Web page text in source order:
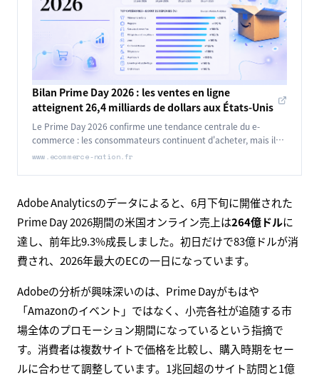
Bilan Prime Day 2026 : les ventes en ligne
atteignent 26,4 milliards de dollars aux États-Unis
Le Prime Day 2026 confirme une tendance centrale du e-
commerce : les consommateurs continuent d'acheter, mais ils
arbitrent davantage.
www.ecommerce-nation.fr
Adobe Analyticsのデータによると、6月下旬に開催された
Prime Day 2026期間の米国オンライン売上は264億ドルに
達し、前年比9.3%成長しました。初日だけで83億ドルが消
費され、2026年最大のECの一日になっています。
Adobeの分析が興味深いのは、Prime Dayがもはや
「Amazonのイベント」ではなく、小売各社が追随する市
場全体のプロモーション期間になっているという指摘で
す。消費者は複数サイトで価格を比較し、購入時期をセー
ルに合わせて調整しています。1兆回超のサイト訪問と1億